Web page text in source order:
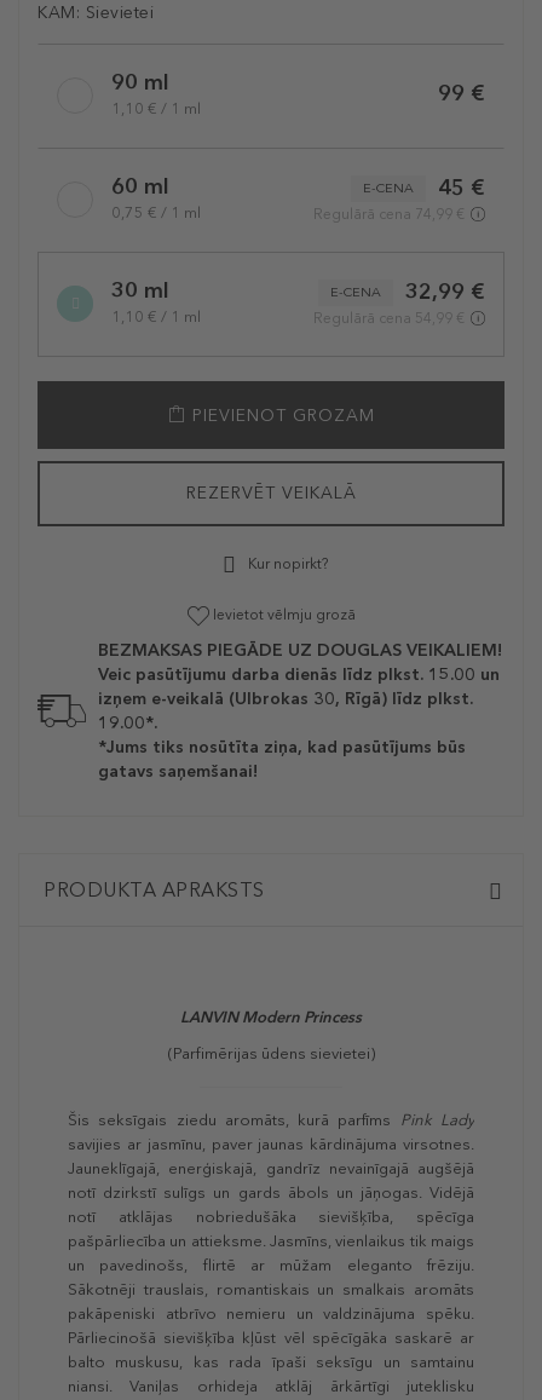
KAM: Sievietei
variation90 ml
1,10 € / 1 ml
99 €
60 ml
0,75 € / 1 ml
45 €
E-CENA
Regulārā cena 74,99 €
30 ml
1,10 € / 1 ml
32,99 €
E-CENA
Regulārā cena 54,99 €
PIEVIENOT GROZAM
REZERVĒT VEIKALĀ
Kur nopirkt?
Ievietot vēlmju grozā
BEZMAKSAS PIEGĀDE UZ DOUGLAS VEIKALIEM!
Veic pasūtījumu darba dienās līdz plkst. 15.00 un
izņem e-veikalā (Ulbrokas 30, Rīgā) līdz plkst.
19.00*.
*Jums tiks nosūtīta ziņa, kad pasūtījums būs
gatavs saņemšanai!
PRODUKTA APRAKSTS
LANVINModern Princess
(Parfimērijas ūdens sievietei)
Šis seksīgais ziedu aromāts, kurā parfīms Pink Lady
savijies ar jasmīnu, paver jaunas kārdinājuma virsotnes.
Jauneklīgajā, enerģiskajā, gandrīz nevainīgajā augšējā
notī dzirkstī sulīgs un gards ābols un jāņogas. Vidējā
notī atklājas nobriedušāka sievišķība, spēcīga
pašpārliecība un attieksme. Jasmīns, vienlaikus tik maigs
un pavedinošs, flirtē ar mūžam eleganto frēziju.
Sākotnēji trauslais, romantiskais un smalkais aromāts
pakāpeniski atbrīvo nemieru un valdzinājuma spēku.
Pārliecinošā sievišķība kļūst vēl spēcīgāka saskarē ar
balto muskusu, kas rada īpaši seksīgu un samtainu
niansi. Vaniļas orhideja atklāj ārkārtīgi juteklisku